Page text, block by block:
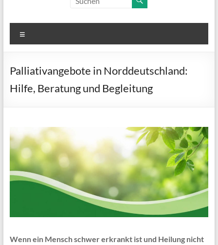
Palliativangebote in Norddeutschland:
Hilfe, Beratung und Begleitung
Wenn ein Mensch schwer erkrankt ist und Heilung nicht